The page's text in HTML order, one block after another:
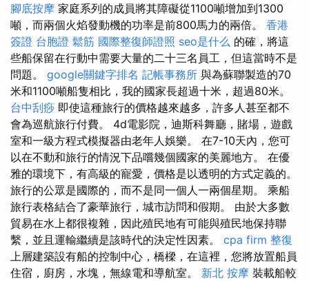
腳底按摩 家庭系列的成員將其障礙從1100噸增加到1300
噸，而兩個火焰發動機的功率是前800馬力的兩倍。 香港
簽證 台胞證 鬆筋 國際整復師證照 seo是什么 的確，將這
些船保留在行動中需要大量的二十三名員工，但這當時不是
問題。 google關鍵字排名 記帳事務所 與為蘇聯製造的70
米和1100噸船隻相比，我的國家長超過十米，超過80米。
台中刮痧 即使這種旅行的價格越來越多，許多人甚至都不
會為巡航旅行付費。 4d電影院，迪斯科舞廳，賭場，遊戲
室和一級方程式模擬器由老年人娛樂。 在7-10天內，您可
以在不動和旅行的情況下品嚐幾個國家的美麗地方。 在優
雅的環境下，有高級的寵愛，價格是以透明的方式定義的。
旅行的公眾是國際的，而不是同一個人一兩個星期。 乘船
旅行表格結合了豪華旅行，城市訪問和假期。 由於大多數
貿易在水上都很複雜，因此殖民地有可能與殖民地保持聯
繫，並且運輸繼續是該時代的決定性因素。 cpa firm 整復
上層建築設有船的控制中心，橋樑，在這裡，您將放置船員
住宿，廚房，水塊，無線電和導航室。 新北 按摩 裝載船較